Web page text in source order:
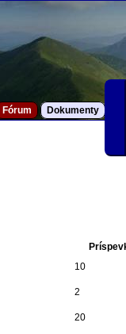
Fórum Dokumenty
10
2
20